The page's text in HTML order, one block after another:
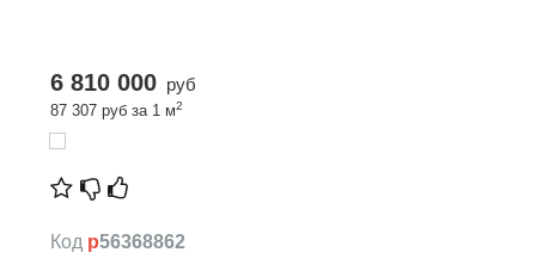
6 810 000 руб
87 307 руб за 1 м2
Код p56368862